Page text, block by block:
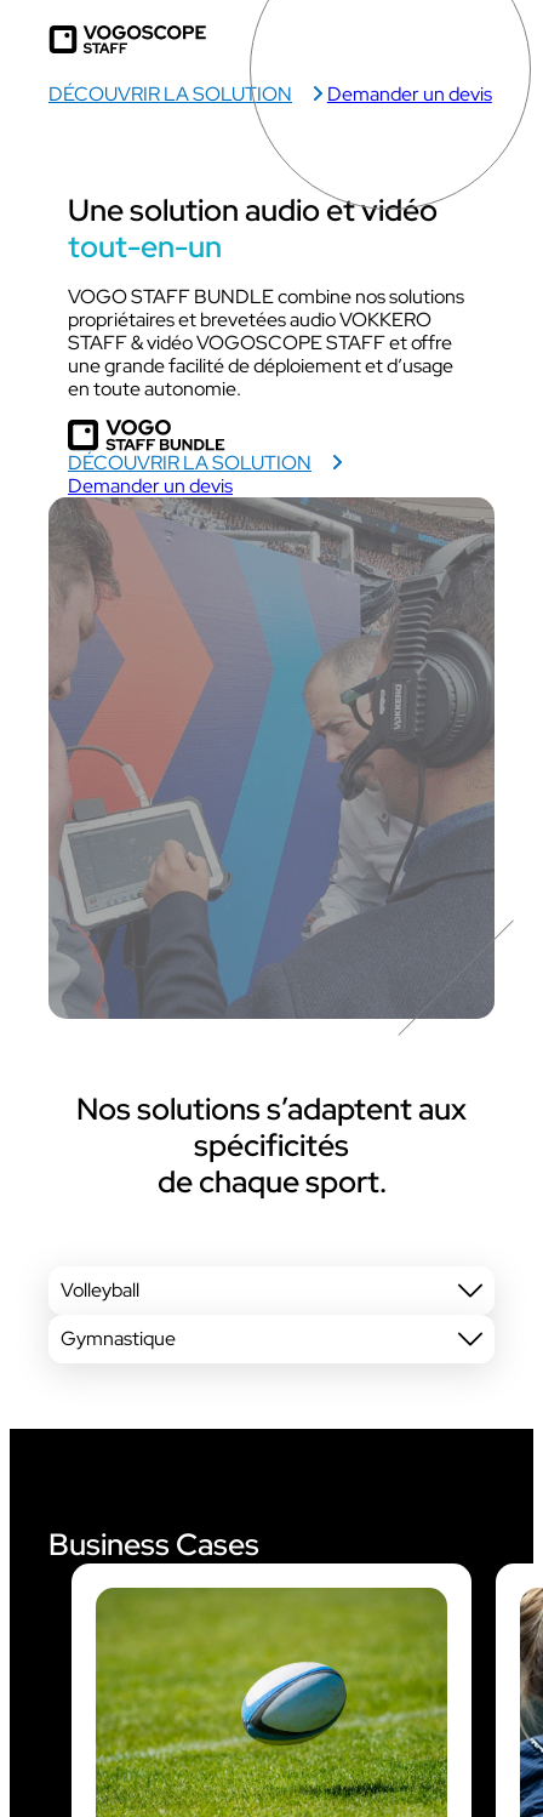
DÉCOUVRIR LA SOLUTION Demander un devis
Une solution audio et vidéo
tout-en-un
VOGO STAFF BUNDLE combine nos solutions
propriétaires et brevetées audio VOKKERO
STAFF & vidéo VOGOSCOPE STAFF et offre
une grande facilité de déploiement et d’usage
en toute autonomie.
DÉCOUVRIR LA SOLUTION
Demander un devis
Nos solutions s’adaptent aux
spécificités
de chaque sport.
Volleyball
Gymnastique
Business Cases